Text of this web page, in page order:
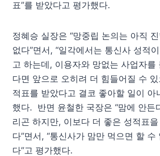
표”를 받았다고 평가했다.
정혜승 실장은 “망중립 논의는 아직
없다”면서, “일각에서는 통신사 성적
고 하는데, 이용자와 망없는 사업자를
다면 앞으로 오히려 더 힘들어질 수
적표를 받았다고 결코 좋아할 일이 아
했다. 반면 윤철한 국장은 “맘에 안든
리곤 하지만, 이보다 더 좋은 성적표
다”면서, “통신사가 맘만 먹으면 할 수
다”고 평가했다.